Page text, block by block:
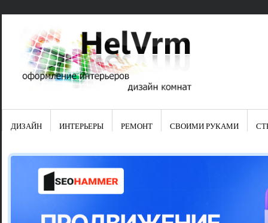
Свежие
Японские
Школа
ДИЗАЙН ИНТЕРЬЕРЫ РЕМОНТ СВОИМИ РУКАМИ